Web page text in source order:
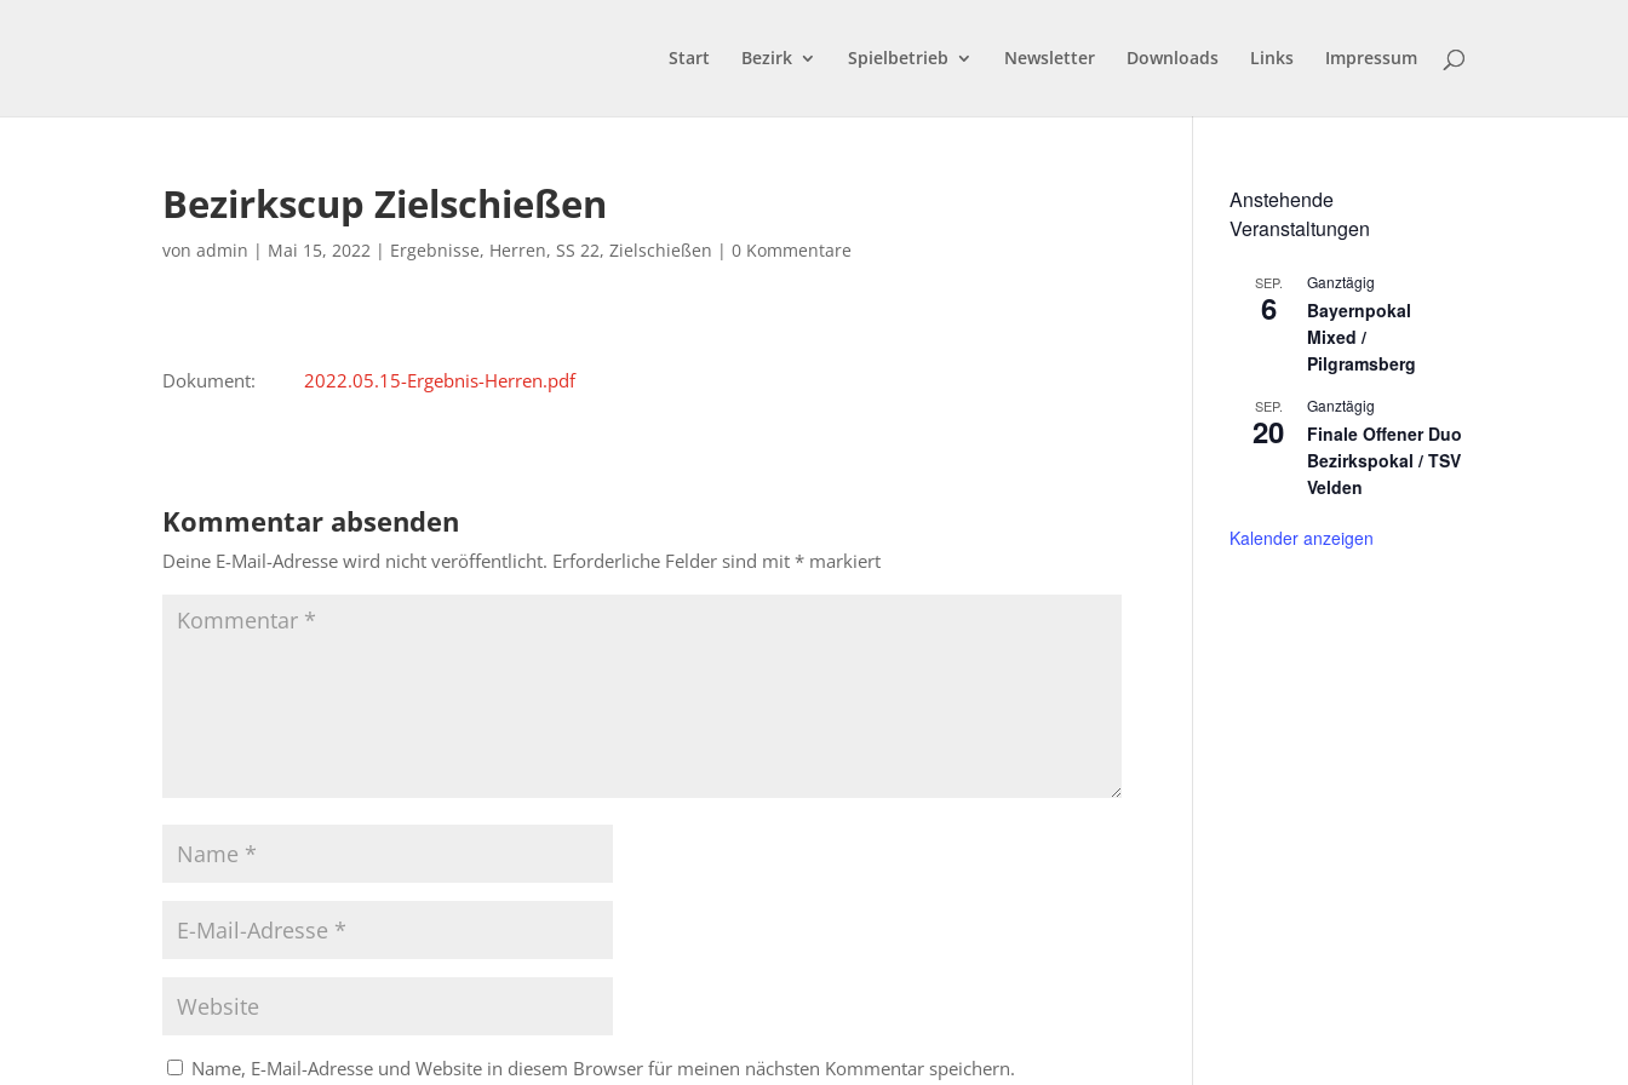
Start Bezirk Spielbetrieb Newsletter Downloads Links Impressum
Bezirkscup Zielschießen
vonadmin | Mai 15, 2022 | Ergebnisse, Herren,SS 22,Zielschießen |0 Kommentare
Dokument: 2022.05.15-Ergebnis-Herren.pdf
Kommentar absenden
Deine E-Mail-Adresse wird nicht veröffentlicht. Erforderliche Felder sind mit* markiert
Name, E-Mail-Adresse und Website in diesem Browser für meinen nächsten Kommentar speichern.
Anstehende
Veranstaltungen
SEP.
6
Ganztägig
Bayernpokal
Mixed /
Pilgramsberg
SEP.
20
Ganztägig
Finale Offener Duo
Bezirkspokal / TSV
Velden
Kalender anzeigen